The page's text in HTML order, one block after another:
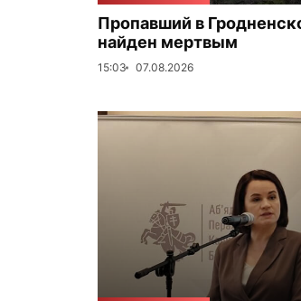
Пропавший в
найден мертвым
15:03 07.08.2026